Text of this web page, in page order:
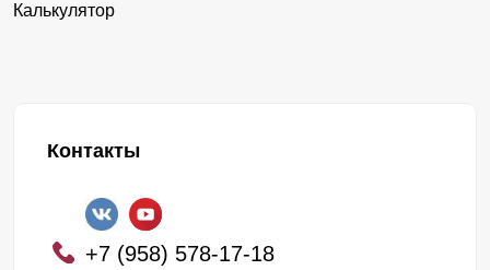
Калькулятор
Контакты
+7 (958) 578-17-18